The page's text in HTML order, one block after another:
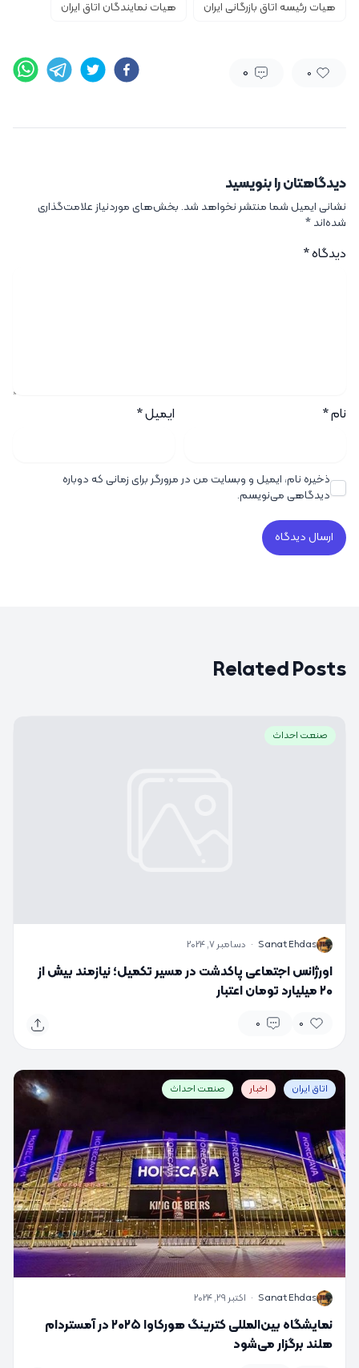
هیات رئیسه اتاق بازرگانی ایران هیات نمایندگان اتاق ایران
0
0
دیدگاهتان را بنویسید
نشانی ایمیل شما منتشر نخواهد شد. بخش‌های موردنیاز علامت‌گذاری
شده‌اند*
دیدگاه*
نام* ایمیل*
ذخیره نام، ایمیل و وبسایت من در مرورگر برای زمانی که دوباره
دیدگاهی می‌نویسم.
Related Posts
صنعت احداث
S
Sanat Ehdas
· دسامبر 7, 2024
اورژانس اجتماعی پاکدشت در مسیر تکمیل؛ نیازمند بیش از
۲۰ میلیارد تومان اعتبار
0
0
اتاق ایران اخبار صنعت احداث
S
Sanat Ehdas
· اکتبر 29, 2024
نمایشگاه بین‌المللی کترینگ هورکاوا ۲۰۲۵ در آمستردام
هلند برگزار می‌شود